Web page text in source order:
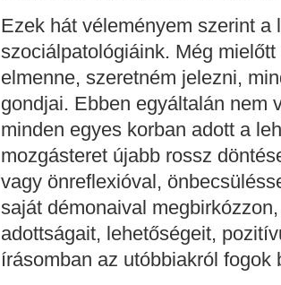
Ezek hát véleményem szerint a
szociálpatológiáink. Még
elmenne, szeretném jelezni,
gondjai. Ebben egyáltalán nem
minden egyes korban adott a
mozgásteret újabb rossz
vagy önreflexióval,
saját démonaival
adottságait, lehetőségeit,
írásomban az utóbbiakról fogok